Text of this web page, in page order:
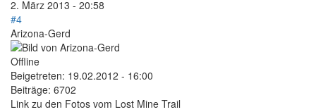
2. März 2013 - 20:58
#4
Arizona-Gerd
Offline
Beigetreten: 19.02.2012 - 16:00
Beiträge: 6702
Link zu den Fotos vom Lost Mine Trail